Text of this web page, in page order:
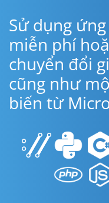
Sử dụng
miễn phí
chuyển đổi
cũng như
biến từ